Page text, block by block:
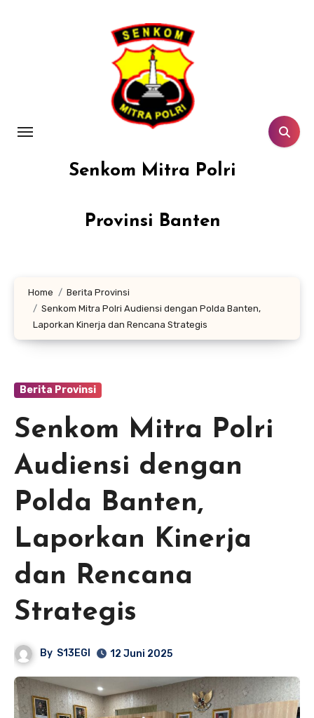
Senkom Mitra Polri
Provinsi Banten
Home
Berita Provinsi
Senkom Mitra Polri Audiensi dengan Polda Banten,
Laporkan Kinerja dan Rencana Strategis
Berita Provinsi
Senkom Mitra Polri
Audiensi dengan
Polda Banten,
Laporkan Kinerja
dan Rencana
Strategis
By S13EGI 12 Juni 2025